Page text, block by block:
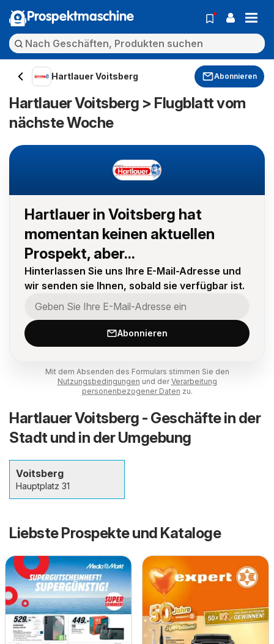
Prospektmaschine
Hartlauer Voitsberg Abonnieren
Hartlauer Voitsberg > Flugblatt vom
nächste Woche
Hartlauer in Voitsberg hat
momentan keinen aktuellen
Prospekt, aber...
Hinterlassen Sie uns Ihre E-Mail-Adresse und
wir senden sie Ihnen, sobald sie verfügbar ist.
Abonnieren
Mit dem Absenden des Formulars stimmen Sie den
Nutzungsbedingungen und derVerarbeitung
personenbezogener Daten zu.
Hartlauer Voitsberg - Geschäfte in der
Stadt und in der Umgebung
Voitsberg
Hauptplatz 31
Liebste Prospekte und Kataloge